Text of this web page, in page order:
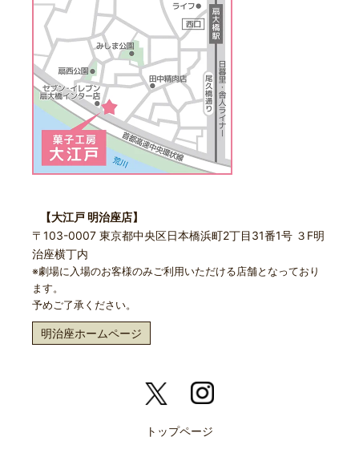
【大江戸 明治座店】
〒103-0007 東京都中央区日本橋浜町2丁目31番1号 ３F明
治座横丁内
※劇場に入場のお客様のみご利用いただける店舗となっており
ます。
予めご了承ください。
明治座ホームページ
トップページ